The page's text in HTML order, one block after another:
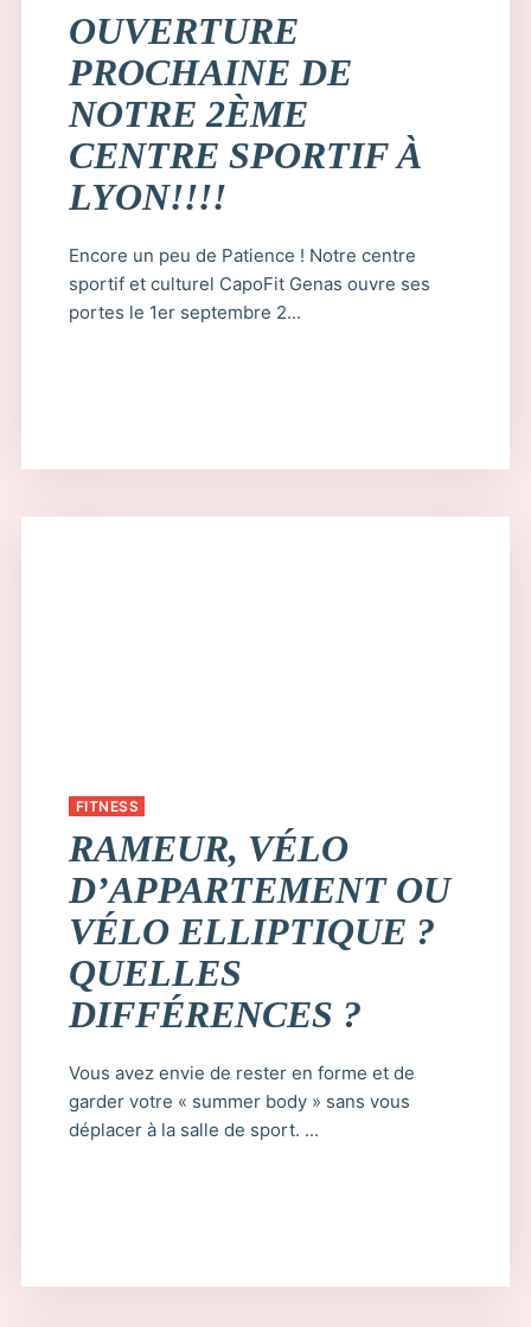
OUVERTURE
PROCHAINE DE
NOTRE 2ÈME
CENTRE SPORTIF À
LYON!!!!
Encore un peu de Patience ! Notre centre
sportif et culturel CapoFit Genas ouvre ses
portes le 1er septembre 2...
FITNESS
RAMEUR, VÉLO
D’APPARTEMENT OU
VÉLO ELLIPTIQUE ?
QUELLES
DIFFÉRENCES ?
Vous avez envie de rester en forme et de
garder votre « summer body » sans vous
déplacer à la salle de sport. ...